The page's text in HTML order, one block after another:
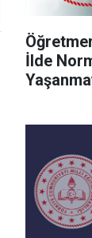
İlde